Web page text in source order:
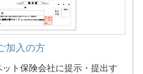
加入の方
ト保険会社に提示・提出す